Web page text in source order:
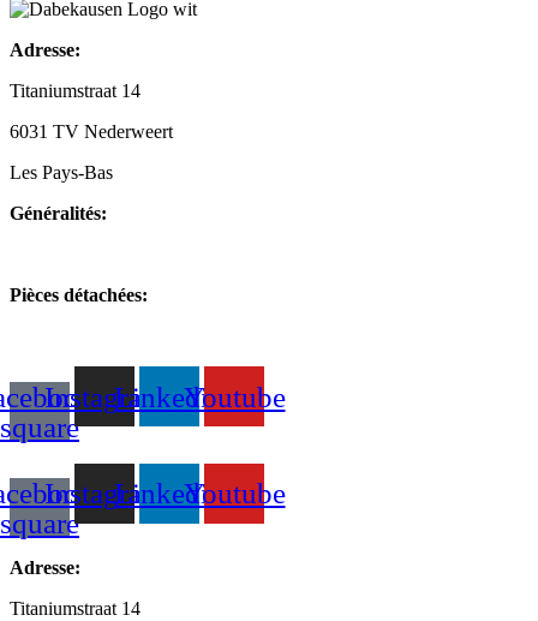
Adresse:
Titaniumstraat 14
6031 TV Nederweert
Les Pays-Bas
Généralités:
Pièces détachées:
square
InstagramLinkedinYoutube
square
InstagramLinkedinYoutube
Adresse:
Titaniumstraat 14